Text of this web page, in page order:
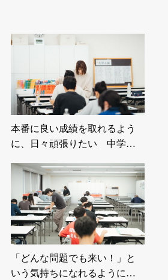
本番に良い成績を取れるよう
に、日々頑張りたい 中学…
「どんな問題でも来い！」と
いう気持ちになれるように…